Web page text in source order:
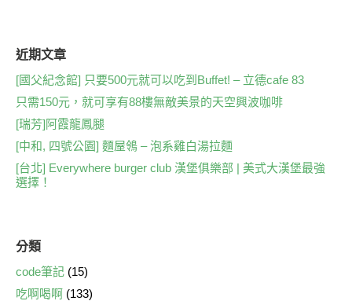
e
b
o
o
k
Li
n
k
近期文章
[國父紀念館] 只要500元就可以吃到Buffet! – 立德cafe 83
只需150元，就可享有88樓無敵美景的天空興波咖啡
[瑞芳]阿霞龍鳳腿
[中和, 四號公園] 麵屋鴒 – 泡系雞白湯拉麵
[台北] Everywhere burger club 漢堡俱樂部 | 美式大漢堡最強
選擇！
分類
code筆記 (15)
吃啊喝啊 (133)